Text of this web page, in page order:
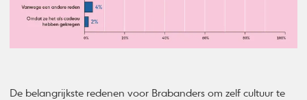
De belangrijkste redenen voor Brabanders om zelf cultuur te